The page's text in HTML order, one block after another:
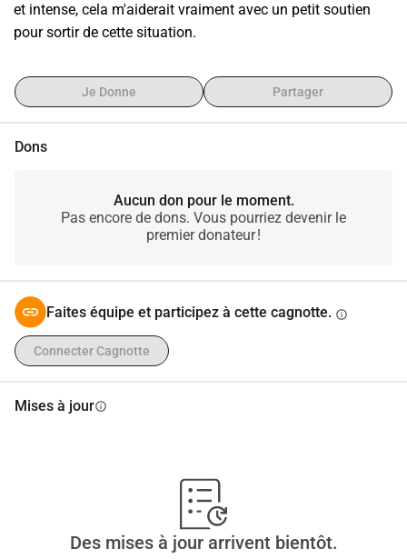
et intense, cela m'aiderait vraiment avec un petit soutien
pour sortir de cette situation.
Je Donne Partager
Dons
Aucun don pour le moment.
Pas encore de dons. Vous pourriez devenir le
premier donateur !
Faites équipe et participez à cette cagnotte. info
Connecter Cagnotte
Mises à jourinfo
Des mises à jour arrivent bientôt.